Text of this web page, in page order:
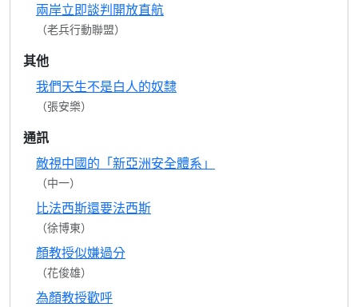
兩岸立即談判開放直航
（老兵行動聯盟）
其他
我們天生不是白人的奴隸
（張安樂）
通訊
敵視中國的「新亞洲安全體系」
（中一）
比法西斯還要法西斯
（徐博東）
顏教授似嫌過分
（花俊雄）
為顏教授歡呼